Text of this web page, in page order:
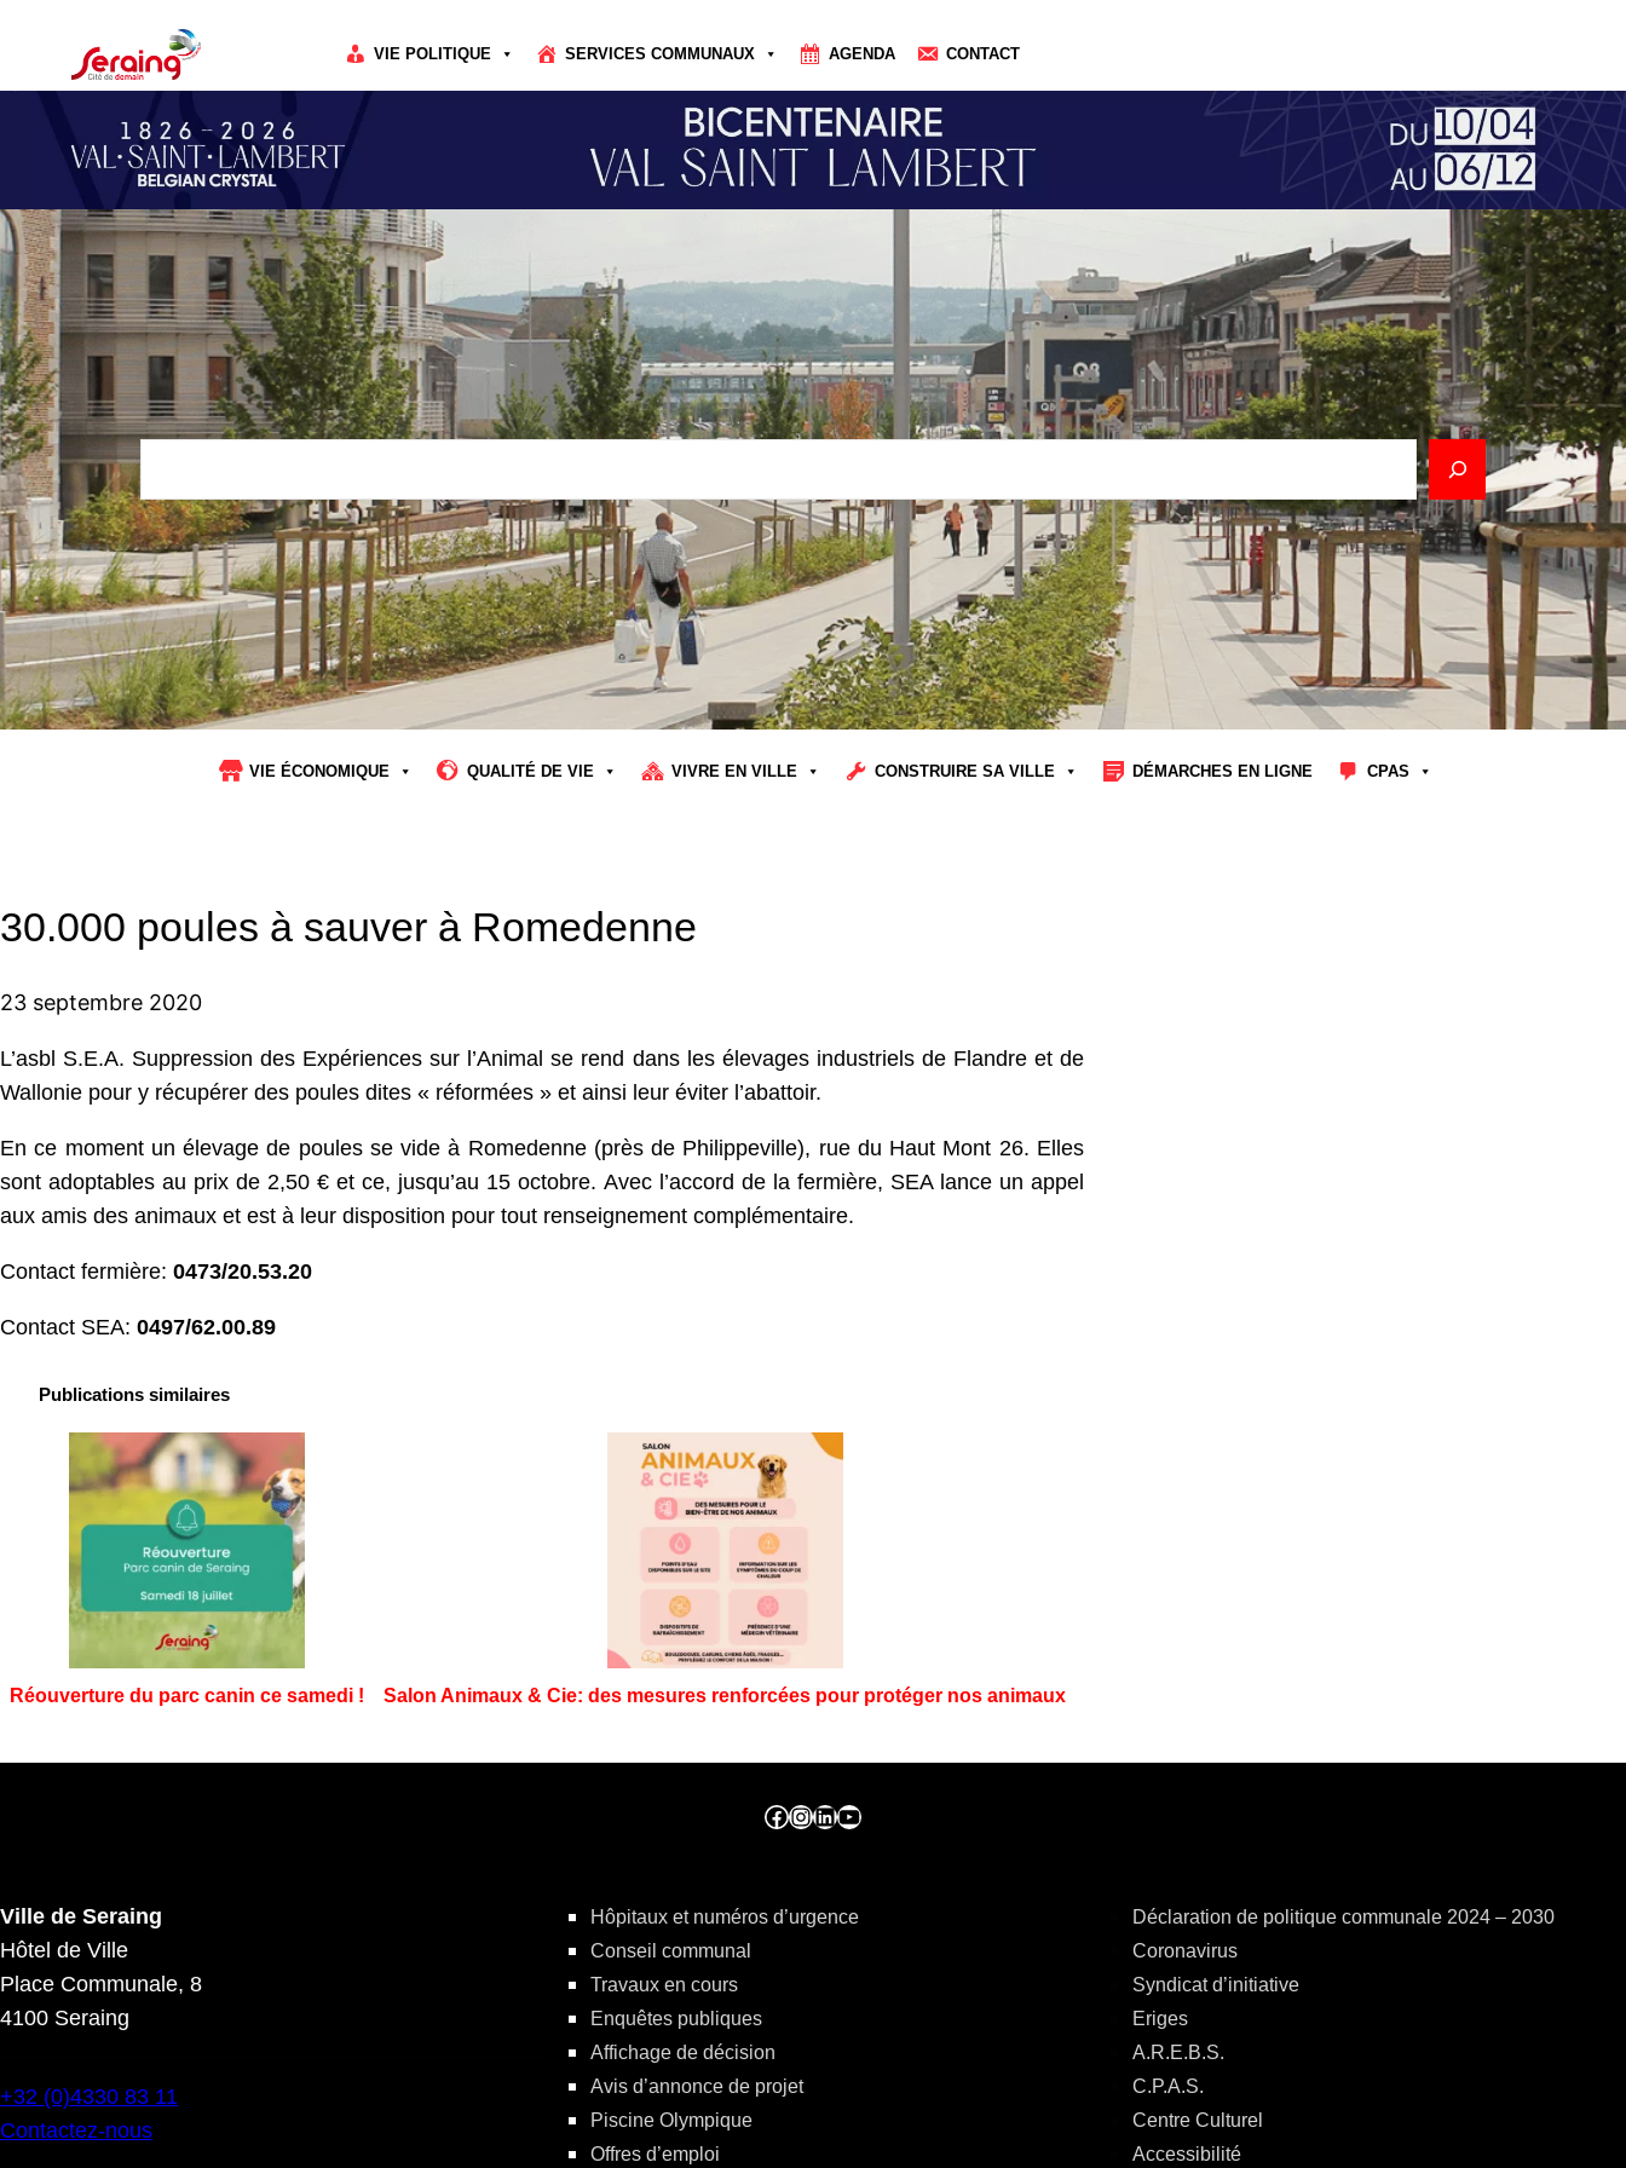
VIE POLITIQUE SERVICES COMMUNAUX AGENDA CONTACT
Rechercher
VIE ÉCONOMIQUE QUALITÉ DE VIE VIVRE EN VILLE CONSTRUIRE SA VILLE DÉMARCHES EN LIGNE CPAS
30.000 poules à sauver à Romedenne
23 septembre 2020
L’asbl S.E.A. Suppression des Expériences sur l’Animal se rend dans les élevages industriels de Flandre et de
Wallonie pour y récupérer des poules dites « réformées » et ainsi leur éviter l’abattoir.
En ce moment un élevage de poules se vide à Romedenne (près de Philippeville), rue du Haut Mont 26. Elles
sont adoptables au prix de 2,50 € et ce, jusqu’au 15 octobre. Avec l’accord de la fermière, SEA lance un appel
aux amis des animaux et est à leur disposition pour tout renseignement complémentaire.
Contact fermière: 0473/20.53.20
Contact SEA: 0497/62.00.89
Publications similaires
Réouverture du parc canin ce samedi ! Salon Animaux & Cie: des mesures renforcées pour protéger nos animaux
Facebook ville de seraing Instragram ville de seraing linkedin – ville de seraing YouTube
Ville de Seraing
Hôtel de Ville
Place Communale, 8
4100 Seraing
+32 (0)4330 83 11
Contactez-nous
Hôpitaux et numéros d’urgence
Conseil communal
Travaux en cours
Enquêtes publiques
Affichage de décision
Avis d’annonce de projet
Piscine Olympique
Offres d’emploi
Déclaration de politique communale 2024 – 2030
Coronavirus
Syndicat d’initiative
Eriges
A.R.E.B.S.
C.P.A.S.
Centre Culturel
Accessibilité